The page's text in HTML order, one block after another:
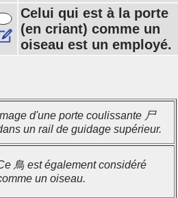
Celui qui est à la porte
(en criant) comme un
oiseau est un employé.
d'une porte coulissante 尸
un rail de guidage supérieur.
鳥 est également considéré
un oiseau.